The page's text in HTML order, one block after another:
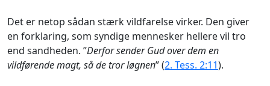
Det er netop sådan stærk vildfarelse virker. Den giver
en forklaring, som syndige mennesker hellere vil tro
end sandheden. ”Derfor sender Gud over dem en
vildførende magt, så de tror løgnen” (2. Tess. 2:11).